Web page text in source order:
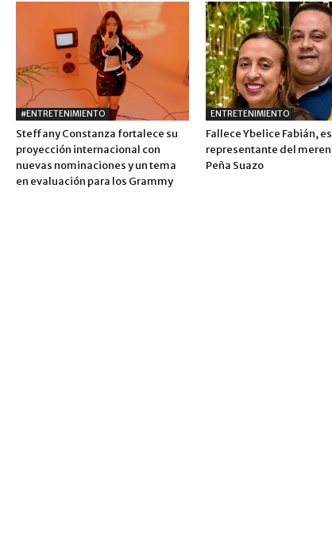
#ENTRETENIMIENTO
Steffany Constanza fortalece su
proyección internacional con
nuevas nominaciones y un tema
en evaluación para los Grammy
ENTRETENIMIENTO
Fallece Ybelice Fabián,
representante del
Peña Suazo